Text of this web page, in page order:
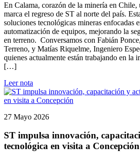
En Calama, corazón de la minería en
marca el regreso de ST al norte del país.
soluciones tecnológicas mineras enfocadas
automatización de equipos, mejorando la
en terreno. Conversamos con Fabián
Terreno, y Matías Riquelme, Ingeniero
quienes actualmente están trabajando en la
[…]
Leer nota
27 Mayo 2026
ST impulsa innovación,
tecnológica en visita a Concepción